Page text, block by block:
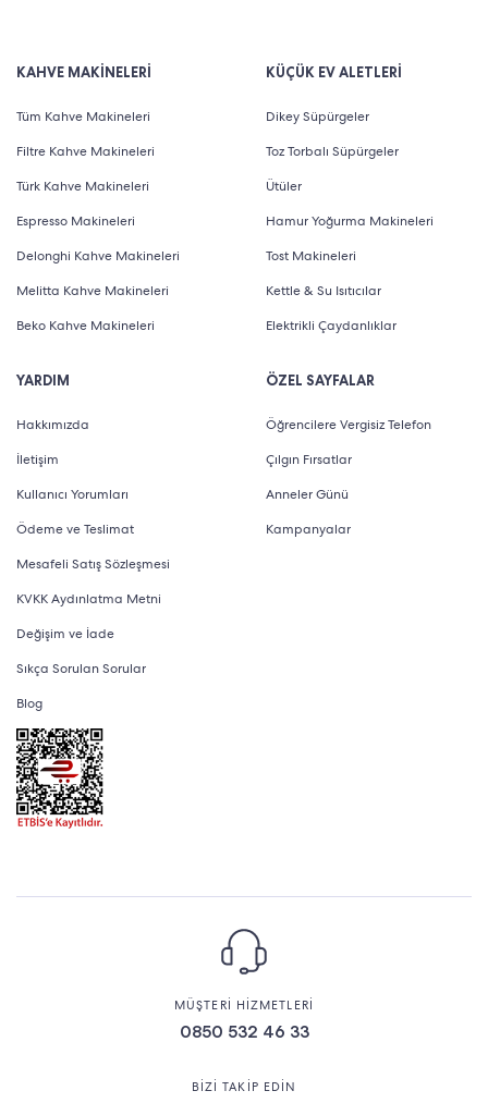
KAHVE MAKİNELERİ
Tüm Kahve Makineleri
Filtre Kahve Makineleri
Türk Kahve Makineleri
Espresso Makineleri
Delonghi Kahve Makineleri
Melitta Kahve Makineleri
Beko Kahve Makineleri
YARDIM
Hakkımızda
İletişim
Kullanıcı Yorumları
Ödeme ve Teslimat
Mesafeli Satış Sözleşmesi
KVKK Aydınlatma Metni
Değişim ve İade
Sıkça Sorulan Sorular
Blog
KÜÇÜK EV ALETLERİ
Dikey Süpürgeler
Toz Torbalı Süpürgeler
Ütüler
Hamur Yoğurma Makineleri
Tost Makineleri
Kettle & Su Isıtıcılar
Elektrikli Çaydanlıklar
ÖZEL SAYFALAR
Öğrencilere Vergisiz Telefon
Çılgın Fırsatlar
Anneler Günü
Kampanyalar
MÜŞTERİ HİZMETLERİ
0850 532 46 33
BİZİ TAKİP EDİN